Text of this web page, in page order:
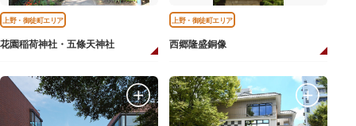
上野・御徒町エリア
花園稲荷神社・五條天神社
上野・御徒町エリア
西郷隆盛銅像